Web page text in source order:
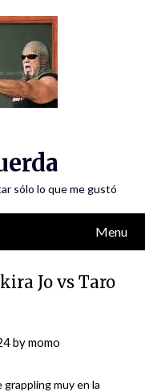
sólo lo que me gustó
Menu
Jo vs Taro
bymomo
muy en la